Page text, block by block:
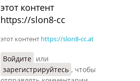
этот контент
https://slon8-cc
этот контент https://slon8-cc.at
Войдите или
зарегистрируйтесь , чтобы